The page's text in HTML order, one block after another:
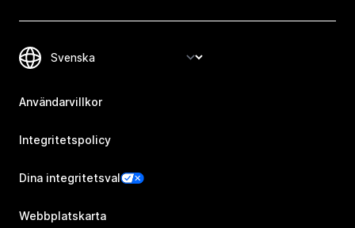
Användarvillkor
Integritetspolicy
Dina integritetsval
Webbplatskarta